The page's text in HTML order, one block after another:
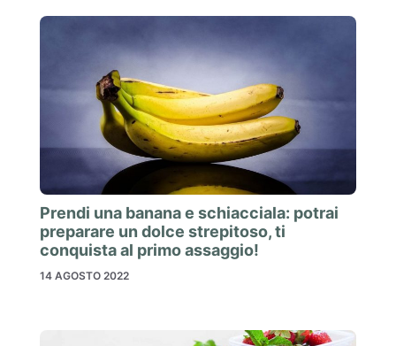
Prendi una banana e schiacciala: potrai
preparare un dolce strepitoso, ti
conquista al primo assaggio!
14 AGOSTO 2022